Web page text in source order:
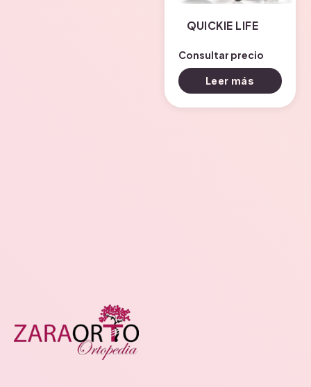
QUICKIE LIFE
Consultar precio
Leer más